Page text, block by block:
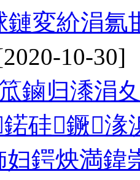
鏈変紒涓
10-30]
鏀归潻涓
鍩硅鐝
鍔炴満鍏